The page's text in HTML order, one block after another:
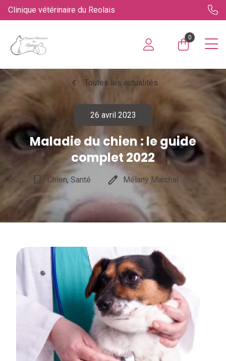
Clinique vétérinaire du Reolais
0
chevron_left Toutes les actualités
26 avril 2023
Maladie du chien : le guide
complet 2022
bookmark_border Chien, Santé edit Mélany Marchal